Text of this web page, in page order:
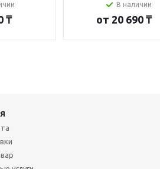
₸
В наличии
от 20 690 ₸